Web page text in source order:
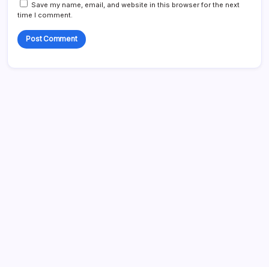
Save my name, email, and website in this browser for the next
time I comment.